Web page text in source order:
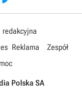
redakcyjna
Reklama
Zespół
Polska SA